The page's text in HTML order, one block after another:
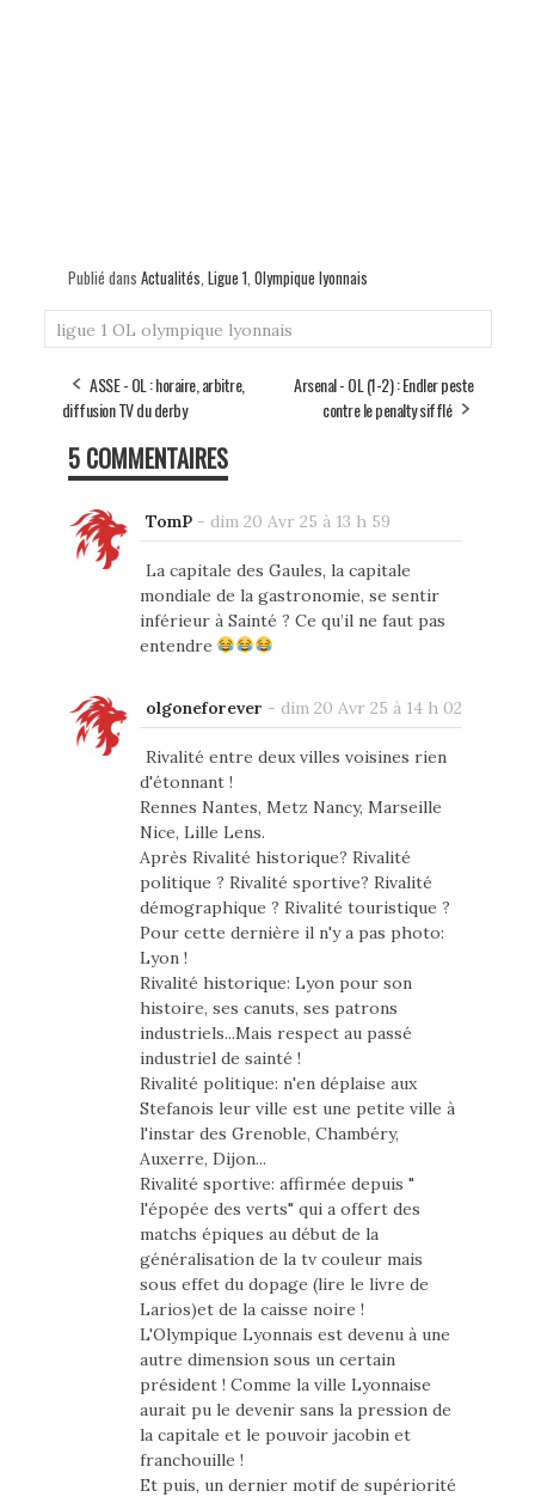
Publié dans Actualités Ligue 1 Olympique lyonnais
ligue 1 OL olympique lyonnais
ASSE - OL : horaire, arbitre,
diffusion TV du derby
Arsenal - OL (1-2) : Endler peste
contre le penalty sifflé
5 COMMENTAIRES
TomP- dim 20 Avr 25 à 13 h 59
La capitale des Gaules, la capitale
mondiale de la gastronomie, se sentir
inférieur à Sainté ? Ce qu’il ne faut pas
entendre
olgoneforever - dim 20 Avr 25 à 14 h 02
Rivalité entre deux villes voisines rien
d'étonnant !
Rennes Nantes, Metz Nancy, Marseille
Nice, Lille Lens.
Après Rivalité historique? Rivalité
politique ? Rivalité sportive? Rivalité
démographique ? Rivalité touristique ?
Pour cette dernière il n'y a pas photo:
Lyon !
Rivalité historique: Lyon pour son
histoire, ses canuts, ses patrons
industriels...Mais respect au passé
industriel de sainté !
Rivalité politique: n'en déplaise aux
Stefanois leur ville est une petite ville à
l'instar des Grenoble, Chambéry,
Auxerre, Dijon...
Rivalité sportive: affirmée depuis "
l'épopée des verts" qui a offert des
matchs épiques au début de la
généralisation de la tv couleur mais
sous effet du dopage (lire le livre de
Larios)et de la caisse noire !
L'Olympique Lyonnais est devenu à une
autre dimension sous un certain
président ! Comme la ville Lyonnaise
aurait pu le devenir sans la pression de
la capitale et le pouvoir jacobin et
franchouille !
Et puis, un dernier motif de supériorité